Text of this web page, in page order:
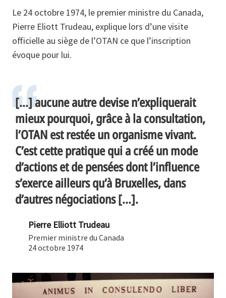
Le 24 octobre 1974, le premier ministre du Canada,
Pierre Eliott Trudeau, explique lors d’une visite
officielle au siège de l’OTAN ce que l’inscription
évoque pour lui.
[...] aucune autre devise n’expliquerait
mieux pourquoi, grâce à la consultation,
l’OTAN est restée un organisme vivant.
C’est cette pratique qui a créé un mode
d’actions et de pensées dont l’influence
s’exerce ailleurs qu’à Bruxelles, dans
d’autres négociations [...].
Pierre Elliott Trudeau
Premier ministre du Canada
24 octobre 1974